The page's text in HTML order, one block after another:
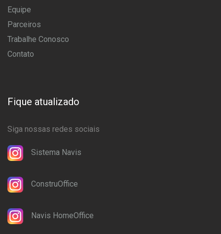
Equipe
Parceiros
Trabalhe Conosco
Contato
Fique atualizado
Siga nossas redes sociais
Sistema Navis
ConstruOffice
Navis HomeOffice